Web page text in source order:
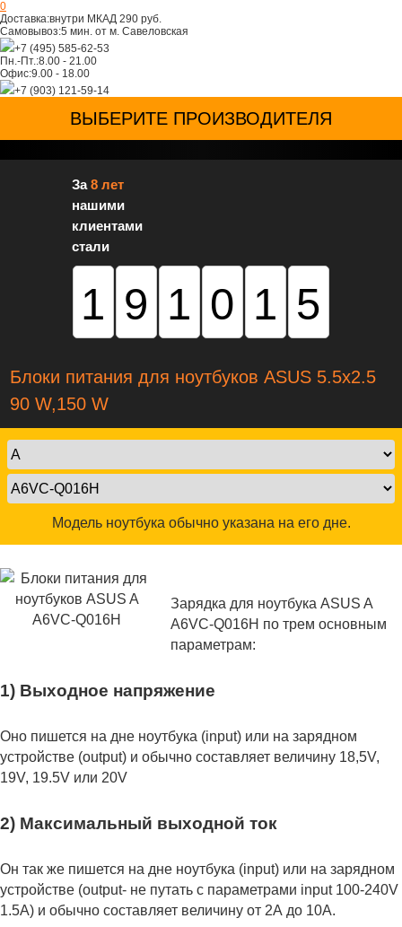
0
Доставка:внутри МКАД 290 руб.
Самовывоз:5 мин. от м. Савеловская
+7 (495) 585-62-53
Пн.-Пт.:8.00 - 21.00
Офис:9.00 - 18.00
+7 (903) 121-59-14
ВЫБЕРИТЕ ПРОИЗВОДИТЕЛЯ
За8 лет
нашими
клиентами
стали
191015
Блоки питания для ноутбуков ASUS 5.5x2.5
90 W,150 W
Модель ноутбука обычно указана на его дне.
Зарядка для ноутбука ASUS A
A6VC-Q016H по трем основным
параметрам:
1) Выходное напряжение
Оно пишется на дне ноутбука (input) или на зарядном
устройстве (output) и обычно составляет величину 18,5V,
19V, 19.5V или 20V
2) Максимальный выходной ток
Он так же пишется на дне ноутбука (input) или на зарядном
устройстве (output- не путать с параметрами input 100-240V
1.5A) и обычно составляет величину от 2А до 10A.